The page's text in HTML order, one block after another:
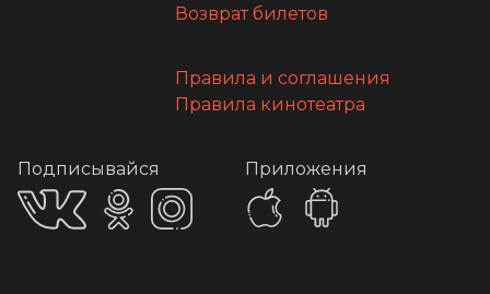
Возврат билетов
Правила и соглашения
Правила кинотеатра
Подписывайся Приложения